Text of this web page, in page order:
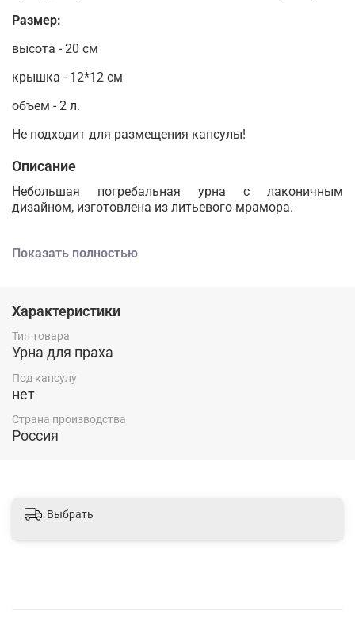
Размер:
высота - 20 см
крышка - 12*12 см
объем - 2 л.
Не подходит для размещения капсулы!
Описание
Небольшая погребальная урна с лаконичным
дизайном, изготовлена из литьевого мрамора.
Показать полностью
Характеристики
Тип товара
Урна для праха
Под капсулу
нет
Страна производства
Россия
Выбрать